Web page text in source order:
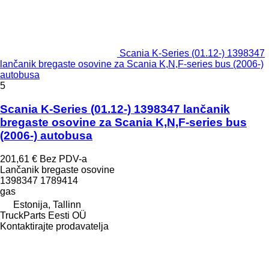
Scania K-Series (01.12-) 1398347
lančanik bregaste osovine za Scania K,N,F-series bus (2006-)
autobusa
5
Scania K-Series (01.12-) 1398347 lančanik
bregaste osovine za Scania K,N,F-series bus
(2006-) autobusa
201,61 € Bez PDV-a
Lančanik bregaste osovine
1398347 1789414
gas
Estonija, Tallinn
TruckParts Eesti OÜ
Kontaktirajte prodavatelja